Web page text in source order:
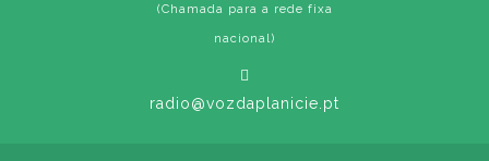
(Chamada para a rede fixa
nacional)
radio@vozdaplanicie.pt